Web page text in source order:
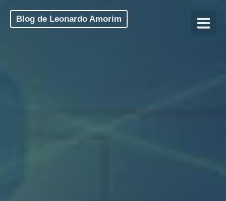
Blog de Leonardo Amorim